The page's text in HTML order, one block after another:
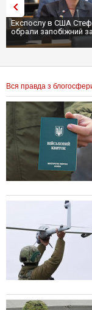
Експослу в США
обрали запобіжний
Вся правда з